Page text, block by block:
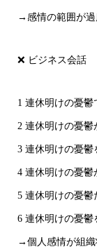
→感情の範囲が過
❌ ビジネス会話
1 連休明けの憂鬱
2 連休明けの憂鬱
3 連休明けの憂鬱
4 連休明けの憂鬱
5 連休明けの憂鬱
6 連休明けの憂鬱
→個人感情が組織